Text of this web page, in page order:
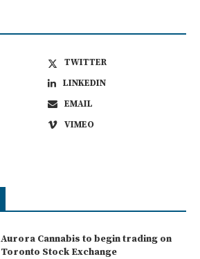
TWITTER
LINKEDIN
EMAIL
VIMEO
Aurora Cannabis to begin trading on
Toronto Stock Exchange